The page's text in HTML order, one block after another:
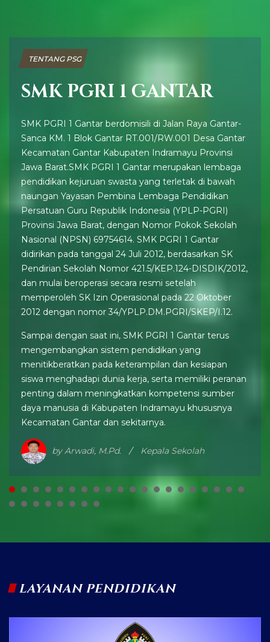
TENTANG PSG
SMK PGRI 1 GANTAR
SMK PGRI 1 Gantar berdomisili di Jalan Raya Gantar-
Sanca KM. 1 Blok Gantar RT.001/RW.001 Desa Gantar
Kecamatan Gantar Kabupaten Indramayu Provinsi
Jawa Barat.SMK PGRI 1 Gantar merupakan lembaga
pendidikan kejuruan swasta yang terletak di bawah
naungan Yayasan Pembina Lembaga Pendidikan
Persatuan Guru Republik Indonesia (YPLP-PGRI)
Provinsi Jawa Barat, dengan Nomor Pokok Sekolah
Nasional (NPSN) 69754614. SMK PGRI 1 Gantar
didirikan pada tanggal 24 Juli 2012, berdasarkan SK
Pendirian Sekolah Nomor 421.5/KEP.124-DISDIK/2012,
dan mulai beroperasi secara resmi setelah
memperoleh SK Izin Operasional pada 22 Oktober
2012 dengan nomor 34/YPLP.DM.PGRI/SKEP/I.12.
Sampai dengan saat ini, SMK PGRI 1 Gantar terus
mengembangkan sistem pendidikan yang
menitikberatkan pada keterampilan dan kesiapan
siswa menghadapi dunia kerja, serta memiliki peranan
penting dalam meningkatkan kompetensi sumber
daya manusia di Kabupaten Indramayu khususnya
Kecamatan Gantar dan sekitarnya.
by Arwadi, M.Pd. Kepala Sekolah
LAYANAN PENDIDIKAN